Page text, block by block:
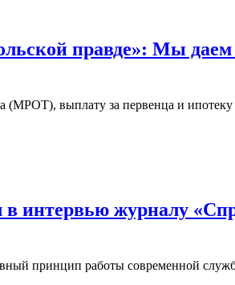
правде»: Мы даем
выплату за первенца и
интервью журналу
принцип работы современной